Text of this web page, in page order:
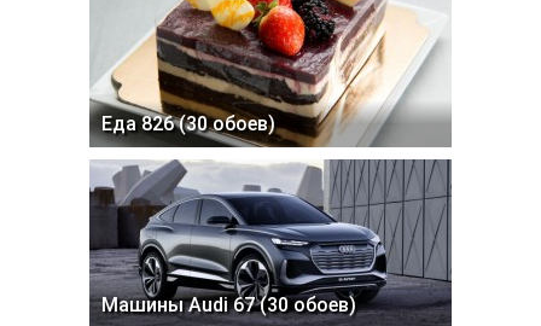
Еда 826 (30 обоев)
Машины Audi 67 (30 обоев)